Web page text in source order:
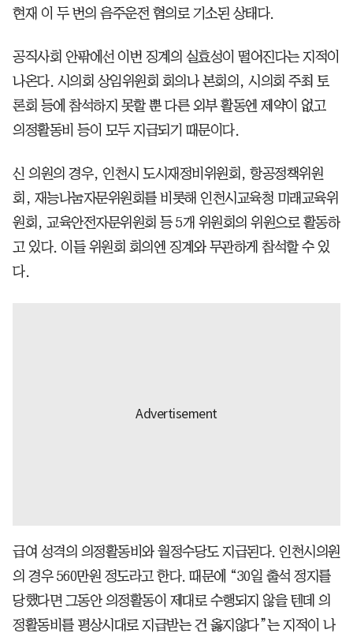
현재 이 두 번의 음주운전 혐의로 기소된 상태다.
공직사회 안팎에선 이번 징계의 실효성이 떨어진다는 지적이
나온다. 시의회 상임위원회 회의나 본회의, 시의회 주최 토
론회 등에 참석하지 못할 뿐 다른 외부 활동엔 제약이 없고
의정활동비 등이 모두 지급되기 때문이다.
신 의원의 경우, 인천시 도시재정비위원회, 항공정책위원
회, 재능나눔자문위원회를 비롯해 인천시교육청 미래교육위
원회, 교육안전자문위원회 등 5개 위원회의 위원으로 활동하
고 있다. 이들 위원회 회의엔 징계와 무관하게 참석할 수 있
다.
급여 성격의 의정활동비와 월정수당도 지급된다. 인천시의원
의 경우 560만원 정도라고 한다. 때문에 “30일 출석 정지를
당했다면 그동안 의정활동이 제대로 수행되지 않을 텐데 의
정활동비를 평상시대로 지급받는 건 옳지않다”는 지적이 나